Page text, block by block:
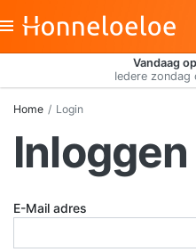
Vandaag
Iedere zondag
Home Login
Inloggen
E-Mail adres